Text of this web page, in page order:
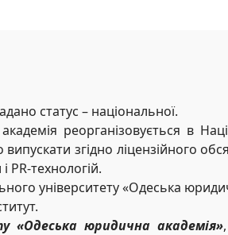
статус – національної.
реорганізовується в
згідно ліцензійного
PR-технологій.
університету «Одеська
«Одеська юридична академія»